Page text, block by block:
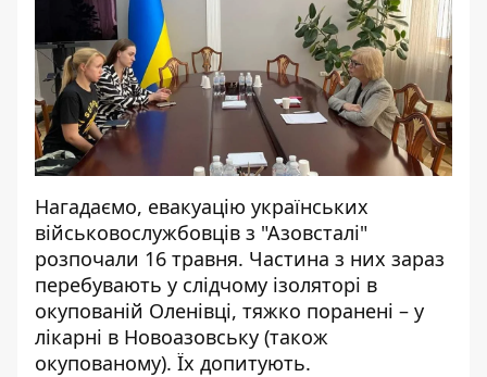
Нагадаємо, евакуацію українських
військовослужбовців з "Азовсталі"
розпочали 16 травня. Частина з них зараз
перебувають у слідчому ізоляторі в
окупованій Оленівці, тяжко поранені – у
лікарні в Новоазовську (також
окупованому). Їх допитують.